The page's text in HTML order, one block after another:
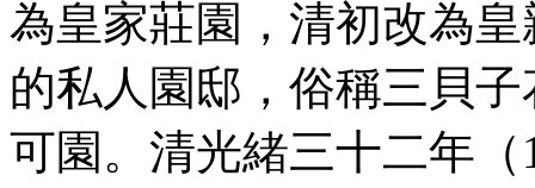
為皇家莊園，清初改為
的私人園邸，俗稱三貝
可園。清光緒三十二年